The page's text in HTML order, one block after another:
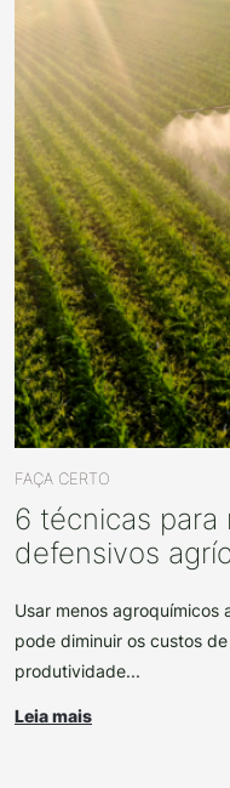
FAÇA CERTO
6 técnicas
defensivos
Usar menos agroquímicos
pode diminuir os custos
produtividade...
Leia mais